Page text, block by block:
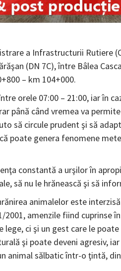
a Infrastructurii Rutiere
(DN 7C), între Bâlea
– km 104+000.
orele 07:00 – 21:00, iar în
până când vremea va
să circule prudent şi să
poate genera fenomene
constantă a urşilor în
să nu le hrănească şi să
animalelor este
amenzile fiind cuprinse
ci şi un gest care le
şi poate deveni agresiv,
animal sălbatic într-o ţintă,